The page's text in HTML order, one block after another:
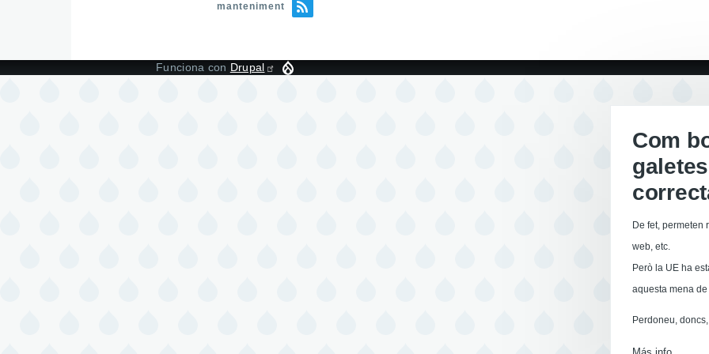
manteniment
Funciona con Drupal
Com
De fet, permeten
web, etc.
Però la UE ha
aquesta mena
Perdoneu,